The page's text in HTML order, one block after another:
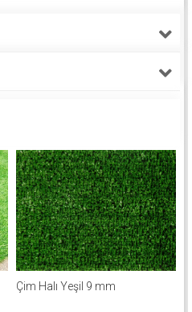
Çim Halı Yeşil 9 mm